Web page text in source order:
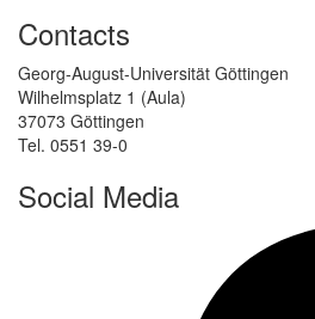
Contacts
Georg-August-Universität Göttingen
Wilhelmsplatz 1 (Aula)
37073 Göttingen
Tel. 0551 39-0
Social Media